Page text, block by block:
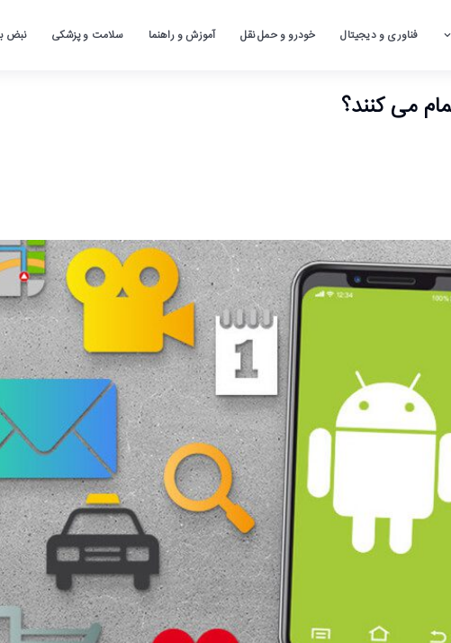
فناوری و دیجیتال خودرو و حمل نقل آموزش و راهنما سلامت و پزشکی نبض
می کنند؟